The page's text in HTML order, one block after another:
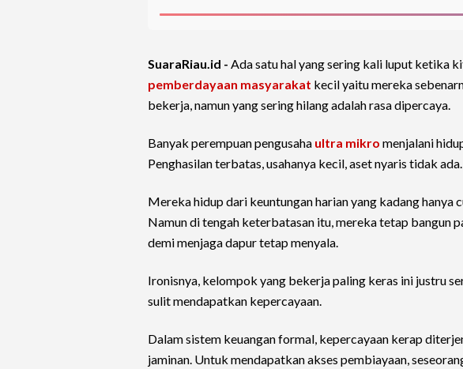
SuaraRiau.id - Ada satu hal yang sering kali luput ketika
pemberdayaan masyarakat kecil yaitu mereka
bekerja, namun yang sering hilang adalah rasa dipercaya.
Banyak perempuan pengusaha ultra mikro menjalani
Penghasilan terbatas, usahanya kecil, aset nyaris tidak ada.
Mereka hidup dari keuntungan harian yang kadang hanya
Namun di tengah keterbatasan itu, mereka tetap bangun
demi menjaga dapur tetap menyala.
Ironisnya, kelompok yang bekerja paling keras ini justru
sulit mendapatkan kepercayaan.
Dalam sistem keuangan formal, kepercayaan kerap
jaminan. Untuk mendapatkan akses pembiayaan,